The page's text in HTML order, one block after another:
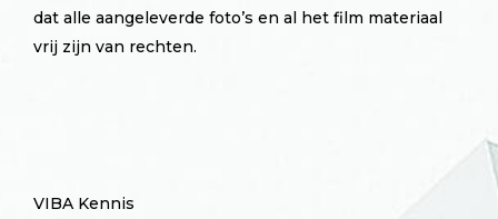
dat alle aangeleverde foto’s en al het film materiaal
vrij zijn van rechten.
VIBA Kennis